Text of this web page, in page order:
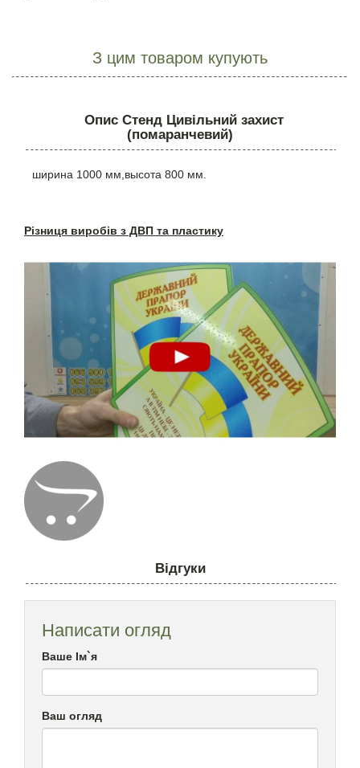
З цим товаром купують
Опис Стенд Цивільний захист
(помаранчевий)
ширина 1000 мм,высота 800 мм.
Різниця виробів з ДВП та пластику
Відгуки
Написати огляд
Ваше Ім`я
Ваш огляд